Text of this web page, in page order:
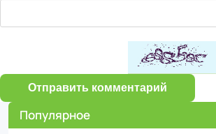
Отправить комментарий
Популярное